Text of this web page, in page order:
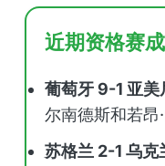
近期资格赛
葡萄牙 9-1 亚美
尔南德斯和若昂
苏格兰 2-1 乌克